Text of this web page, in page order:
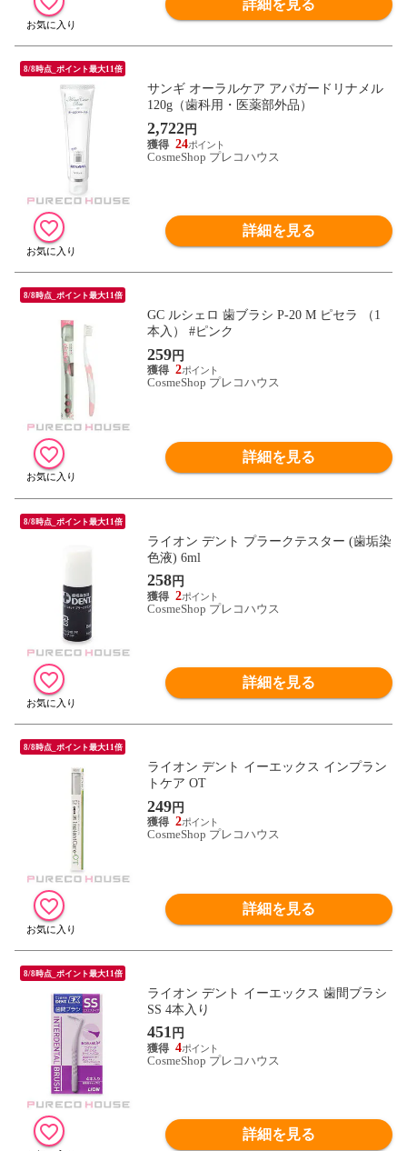
詳細を見る
8/8時点_ポイント最大11倍
サンギ オーラルケア アパガードリナメル
120g（歯科用・医薬部外品）
2,722円
24
CosmeShop プレコハウス
詳細を見る
8/8時点_ポイント最大11倍
GC ルシェロ 歯ブラシ P-20 M ピセラ （1
本入） #ピンク
259円
2
CosmeShop プレコハウス
詳細を見る
8/8時点_ポイント最大11倍
ライオン デント プラークテスター (歯垢染
色液) 6ml
258円
2
CosmeShop プレコハウス
詳細を見る
8/8時点_ポイント最大11倍
ライオン デント イーエックス インプラン
トケア OT
249円
2
CosmeShop プレコハウス
詳細を見る
8/8時点_ポイント最大11倍
ライオン デント イーエックス 歯間ブラシ
SS 4本入り
451 円
4
CosmeShop プレコハウス
詳細を見る